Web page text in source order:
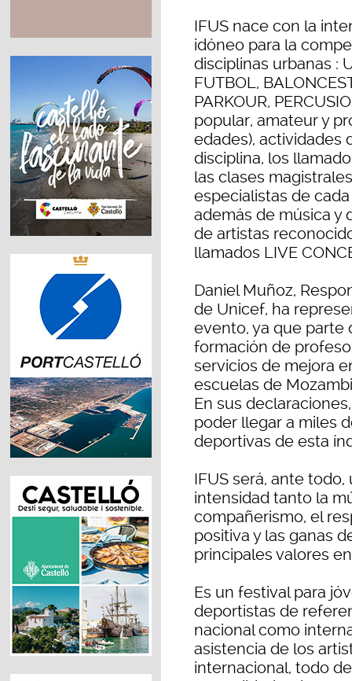
IFUS nace con la
idóneo para la
disciplinas urbanas :
FUTBOL,
PARKOUR,
popular, amateur y
edades), actividades
disciplina, los
las clases
especialistas de
además de música y
de artistas
llamados LIVE
Daniel Muñoz,
de Unicef, ha
evento, ya que parte
formación de
servicios de mejora
escuelas de
En sus
poder llegar a miles
deportivas de esta
IFUS será, ante
intensidad tanto la
compañerismo, el
positiva y las ganas
principales valores
Es un festival para
deportistas de
nacional como
asistencia de los
internacional, todo